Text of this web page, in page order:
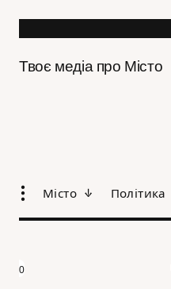
Твоє медіа про Місто
Місто Політика
0